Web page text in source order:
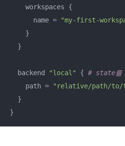
    workspaces {
      name =
"my-first-
    }
  }
  backend
"local" { # state를
    path =
"relative/path/to/
  }
}